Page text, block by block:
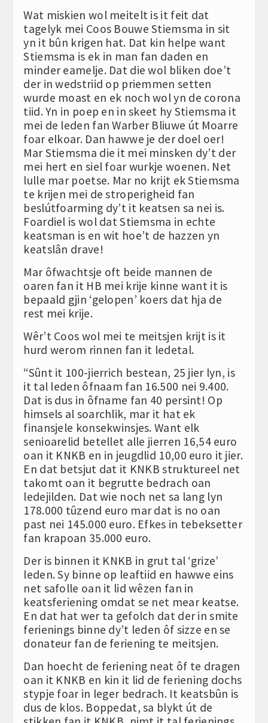
Wat miskien wol meitelt is it feit dat
tagelyk mei Coos Bouwe Stiemsma in sit
yn it bûn krigen hat. Dat kin helpe want
Stiemsma is ek in man fan daden en
minder eamelje. Dat die wol bliken doe’t
der in wedstriid op priemmen setten
wurde moast en ek noch wol yn de corona
tiid. Yn in poep en in skeet hy Stiemsma it
mei de leden fan Warber Bliuwe út Moarre
foar elkoar. Dan hawwe je der doel oer!
Mar Stiemsma die it mei minsken dy’t der
mei hert en siel foar wurkje woenen. Net
lulle mar poetse. Mar no krijt ek Stiemsma
te krijen mei de stroperigheid fan
beslútfoarming dy’t it keatsen sa nei is.
Foardiel is wol dat Stiemsma in echte
keatsman is en wit hoe’t de hazzen yn
keatslân drave!
Mar ôfwachtsje oft beide mannen de
oaren fan it HB mei krije kinne want it is
bepaald gjin ‘gelopen’ koers dat hja de
rest mei krije.
Wêr’t Coos wol mei te meitsjen krijt is it
hurd werom rinnen fan it ledetal.
“Sûnt it 100-jierrich bestean, 25 jier lyn, is
it tal leden ôfnaam fan 16.500 nei 9.400.
Dat is dus in ôfname fan 40 persint! Op
himsels al soarchlik, mar it hat ek
finansjele konsekwinsjes. Want elk
senioarelid betellet alle jierren 16,54 euro
oan it KNKB en in jeugdlid 10,00 euro it jier.
En dat betsjut dat it KNKB struktureel net
takomt oan it begrutte bedrach oan
ledejilden. Dat wie noch net sa lang lyn
178.000 tûzend euro mar dat is no oan
past nei 145.000 euro. Efkes in tebeksetter
fan krapoan 35.000 euro.
Der is binnen it KNKB in grut tal ‘grize’
leden. Sy binne op leaftiid en hawwe eins
net safolle oan it lid wêzen fan in
keatsferiening omdat se net mear keatse.
En dat hat wer ta gefolch dat der in smite
ferienings binne dy’t leden ôf sizze en se
donateur fan de feriening te meitsjen.
Dan hoecht de feriening neat ôf te dragen
oan it KNKB en kin it lid de feriening dochs
stypje foar in leger bedrach. It keatsbûn is
dus de klos. Boppedat, sa blykt út de